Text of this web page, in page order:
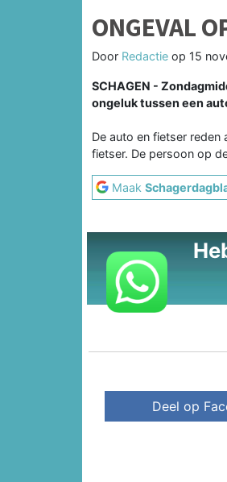
ONGEVAL
Door Redactie op 15
SCHAGEN -
ongeluk tussen een
De auto en fietser reden
fietser. De persoon op
Maak
Deel op